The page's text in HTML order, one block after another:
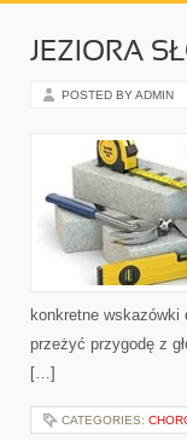
JEZIORA
POSTED BY ADMIN
konkretne
przeżyć przygodę z
[…]
CATEGORIES: